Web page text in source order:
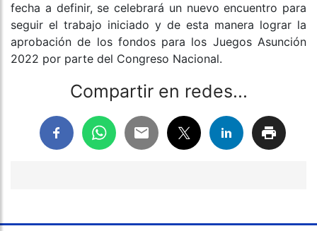
fecha a definir, se celebrará un nuevo encuentro para
seguir el trabajo iniciado y de esta manera lograr la
aprobación de los fondos para los Juegos Asunción
2022 por parte del Congreso Nacional.
Compartir en redes...